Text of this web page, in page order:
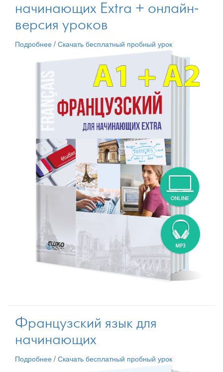
начинающих Extra + онлайн-
версия уроков
Подробнее / Скачать бесплатный пробный урок
Французский язык для
начинающих
Подробнее / Скачать бесплатный пробный урок